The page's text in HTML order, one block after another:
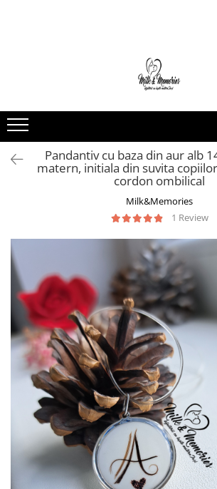
Brățări argint
Brățări șnur
Charm-uri
Cercei
Inele aur
Inele argint
Pandantive
Pandantive aur
Pandantive argint
Vouchere Cadou
Seturi bijuterii
Seturi din argint
Seturi din aur
Pandantiv cu baza din aur alb
matern, initiala din suvita
cordon ombilical
Milk&Memories
1 Review